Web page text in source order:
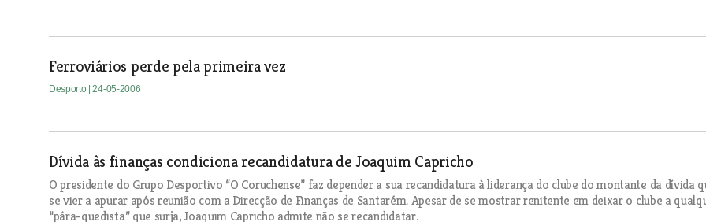
Ferroviários perde pela primeira vez
Desporto | 24-05-2006
Dívida às finanças condiciona recandidatura de Joaquim Capricho
O presidente do Grupo Desportivo “O Coruchense” faz depender a sua recandidatura à liderança do clube do montante da dívida
se vier a apurar após reunião com a Direcção de Finanças de Santarém. Apesar de se mostrar renitente em deixar o clube a
“pára-quedista” que surja, Joaquim Capricho admite não se recandidatar.